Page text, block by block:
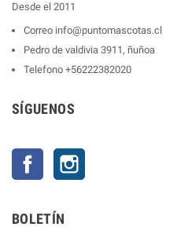
Desde el 2011
Correo info@puntomascotas.cl
Pedro de valdivia 3911, ñuñoa
Telefono +56222382020
SÍGUENOS
Facebook
BOLETÍN